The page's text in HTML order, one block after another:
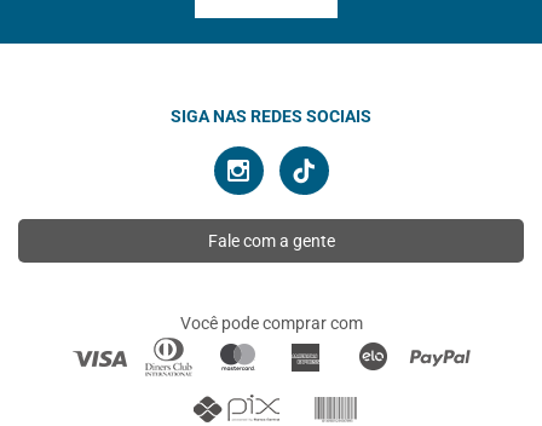
SIGA NAS REDES SOCIAIS
Fale com a gente
Você pode comprar com